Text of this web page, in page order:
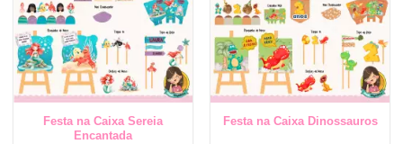
Festa na Caixa Sereia
Encantada
Festa na Caixa Dinossauros